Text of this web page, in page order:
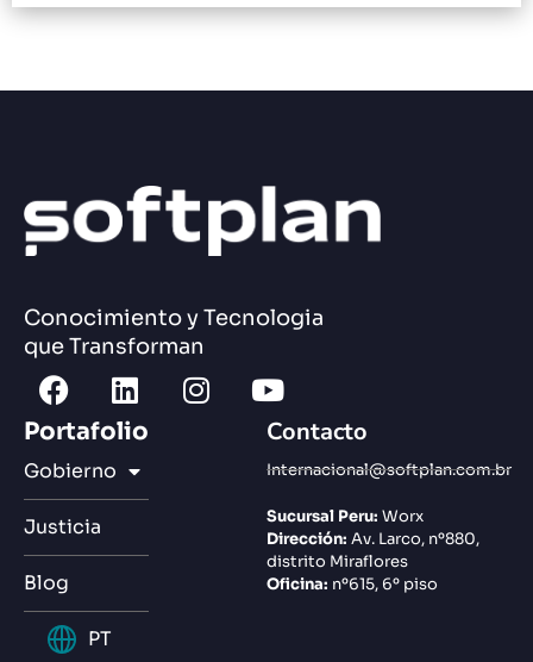
Conocimiento y Tecnologia
que Transforman
Portafolio
Gobierno
Justicia
Blog
PT
Contacto
Internacional@softplan.com.br
Sucursal Peru: Worx
Dirección: Av. Larco, nº880,
distrito Miraflores
Oficina: nº615, 6º piso